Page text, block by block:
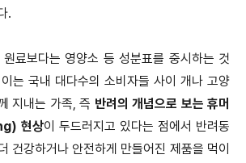
.
료보다는 영양소 등 성분표를 중시하는 것
이는 국내 대다수의 소비자들 사이 개나 고양
지내는 가족,즉 반려의 개념으로 보는 휴머
현상이 두드러지고 있다는 점에서 반려동
건강하거나 안전하게 만들어진 제품을 먹이